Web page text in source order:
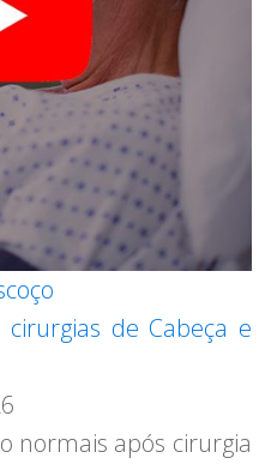
de Cabeça e
normais após cirurgia